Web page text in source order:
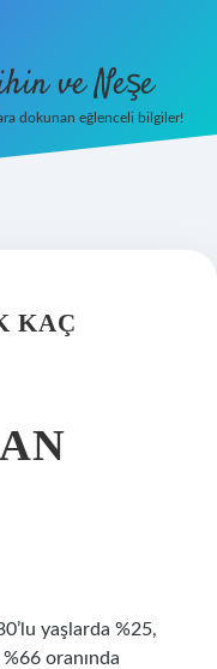
ve Neşe
dokunan eğlenceli bilgiler!
KAÇ
yaşlarda %25,
oranında